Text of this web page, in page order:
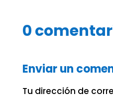
0
Enviar un
Tu dirección de